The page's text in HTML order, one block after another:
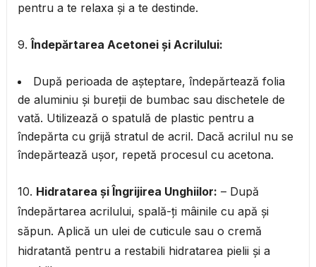
pentru a te relaxa și a te destinde.
9. Îndepărtarea Acetonei și Acrilului:
După perioada de așteptare, îndepărtează folia
de aluminiu și bureții de bumbac sau dischetele de
vată. Utilizează o spatulă de plastic pentru a
îndepărta cu grijă stratul de acril. Dacă acrilul nu se
îndepărtează ușor, repetă procesul cu acetona.
10. Hidratarea și Îngrijirea Unghiilor: – După
îndepărtarea acrilului, spală-ți mâinile cu apă și
săpun. Aplică un ulei de cuticule sau o cremă
hidratantă pentru a restabili hidratarea pielii și a